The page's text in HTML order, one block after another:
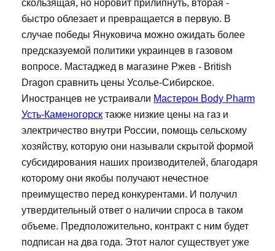
скользящая, но норовит прилипнуть, вторая -
быстро облезает и превращается в первую. В
случае победы Януковича можно ожидать более
предсказуемой политики украинцев в газовом
вопросе. Мастаджед в магазине Ржев - British
Dragon сравнить цены Усолье-Сибирское.
Иностранцев не устраивали Мастерон Body Pharm
Усть-Каменогорск также низкие цены на газ и
электричество внутри России, помощь сельскому
хозяйству, которую они называли скрытой формой
субсидирования наших производителей, благодаря
которому они якобы получают нечестное
преимущество перед конкурентами. И получил
утвердительный ответ о наличии спроса в таком
объеме. Предположительно, контракт с ним будет
подписан на два года. Этот налог существует уже